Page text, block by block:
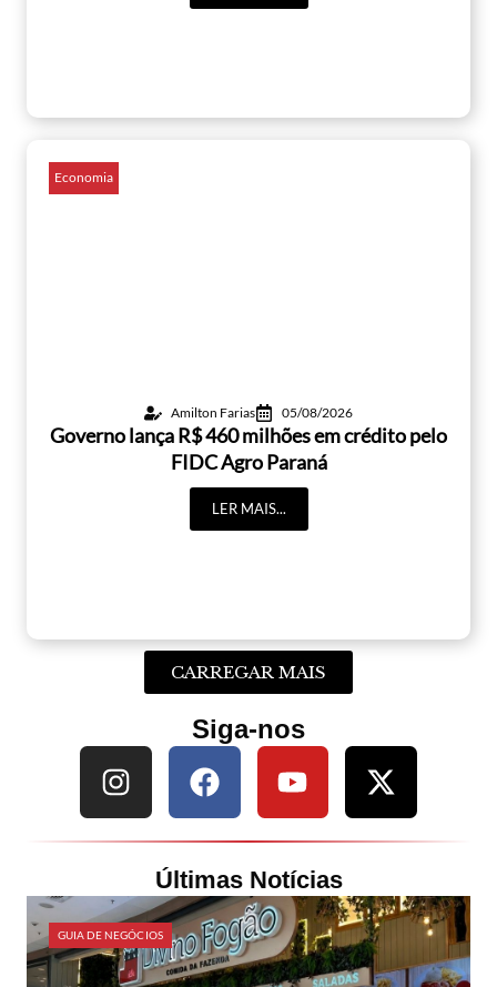
Economia
Amilton Farias 05/08/2026
Governo lança R$ 460 milhões em crédito pelo
FIDC Agro Paraná
LER MAIS...
CARREGAR MAIS
Siga-nos
Últimas Notícias
GUIA DE NEGÓCIOS